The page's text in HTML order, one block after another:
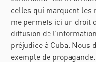
celles qui marquent les
me permets ici un droit
diffusion de
préjudice à Cuba. Nous
exemple de